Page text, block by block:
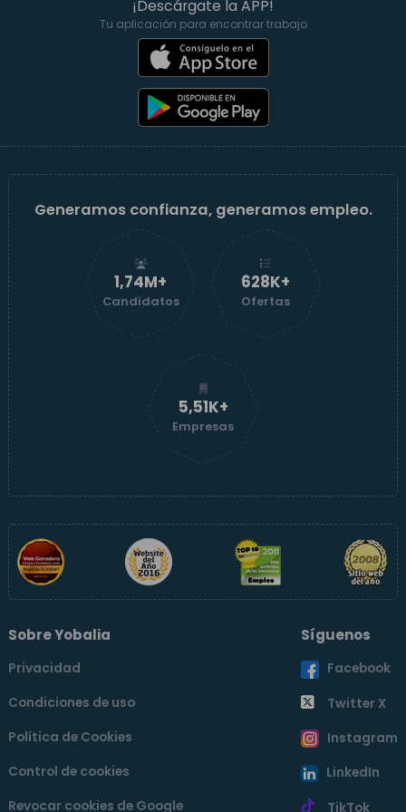
¡Descárgate la APP!
Tu aplicación para encontrar trabajo
Generamos confianza, generamos empleo.
1,74M+
Candidatos
629K+
Ofertas
5,51K+
Empresas
Sobre Yobalia
Privacidad
Condiciones de uso
Política de Cookies
Control de cookies
Revocar cookies de Google
Síguenos
Facebook
Twitter X
Instagram
LinkedIn
TikTok